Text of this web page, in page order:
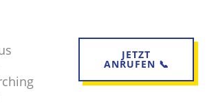
JETZT
ANRUFEN 📞